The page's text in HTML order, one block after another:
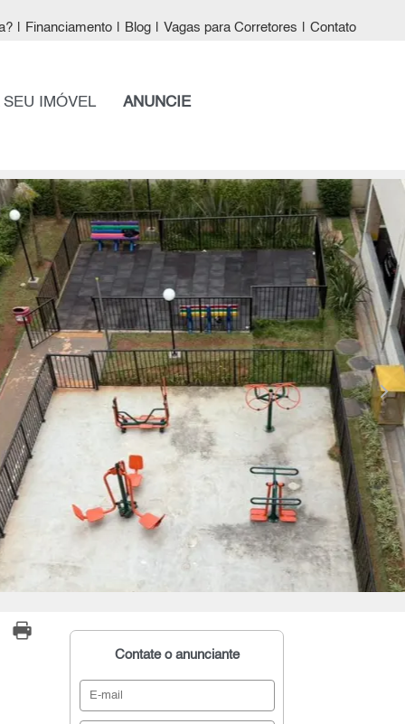
Financiamento Blog Vagas para Corretores Contato
IMÓVEL ANUNCIE
Contate o anunciante